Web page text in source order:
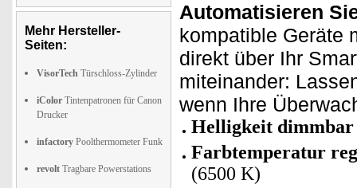
Mehr Hersteller-
Seiten:
VisorTech Türschloss-Zylinder
iColor Tintenpatronen für Canon
Drucker
infactory Poolthermometer Funk
revolt Tragbare Powerstations
Automatisieren
kompatible Geräte
direkt über Ihr
miteinander:
wenn Ihre
Helligkeit dimmbar
Farbtemperatur
(6500 K)